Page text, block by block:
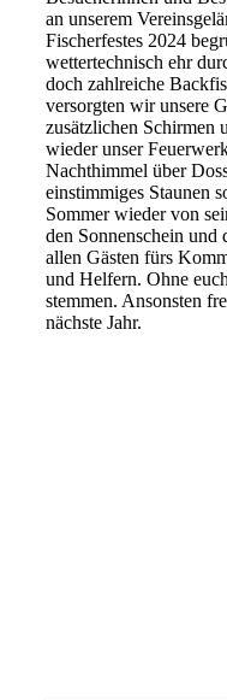
an unserem
Fischerfestes 2024
wettertechnisch ehr
doch zahlreiche
versorgten wir unsere
zusätzlichen
wieder unser
Nachthimmel über
einstimmiges Staunen
Sommer wieder von
den Sonnenschein und
allen Gästen fürs
und Helfern. Ohne
stemmen. Ansonsten
nächste Jahr.